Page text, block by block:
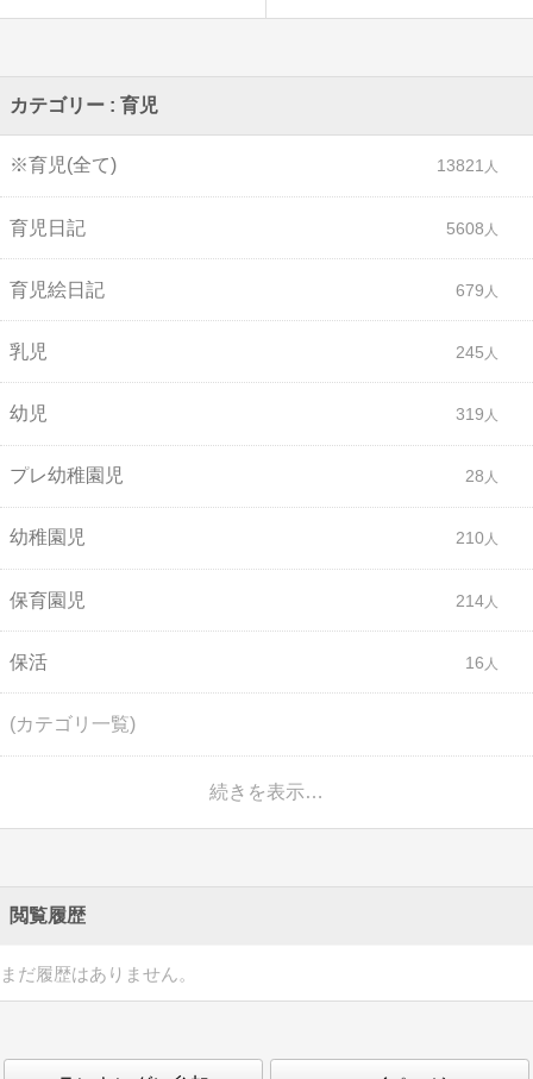
カテゴリー : 育児
※育児(全て) 13821
育児日記 5608
育児絵日記 679
乳児 245
幼児 319
プレ幼稚園児 28
幼稚園児 210
保育園児 214
保活 16
(カテゴリ一覧)
続きを表示…
閲覧履歴
まだ履歴はありません。